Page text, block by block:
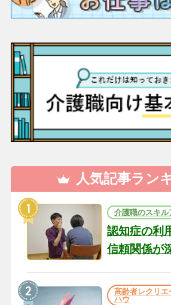
人気記事ラン
介護職のスキル
認知症の利
信頼関係が
の現場から
高齢者レクリエ
ハウ